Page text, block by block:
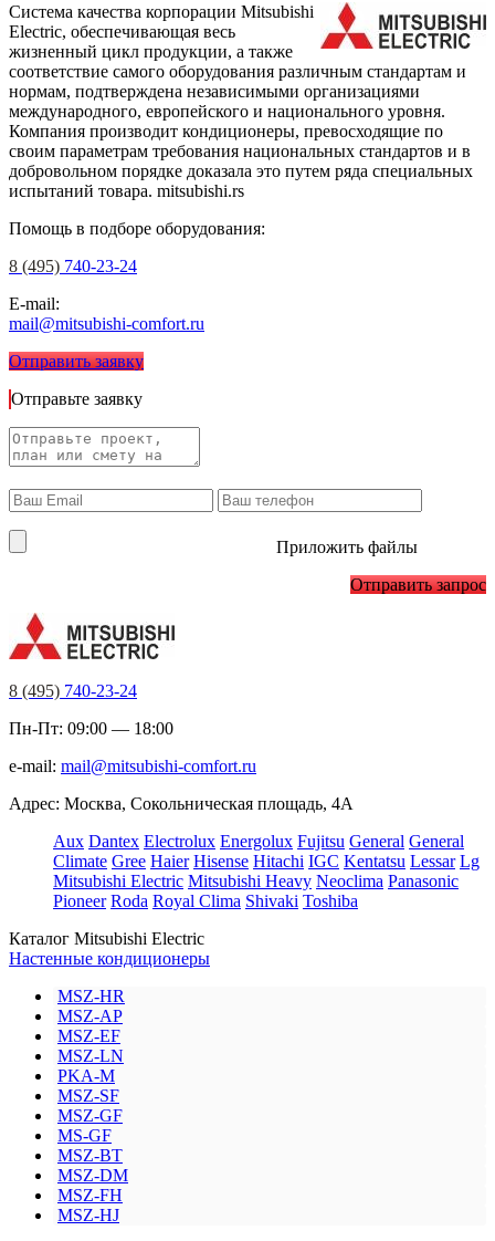
Cистема качества корпорации Mitsubishi
Electric, обеспечивающая весь
жизненный цикл продукции, а также
соответствие самого оборудования различным стандартам и
нормам, подтверждена независимыми организациями
международного, европейского и национального уровня.
Компания производит кондиционеры, превосходящие по
своим параметрам требования национальных стандартов и в
добровольном порядке доказала это путем ряда специальных
испытаний товара. mitsubishi.rs
Помощь в подборе оборудования:
8 (495) 740-23-24
E-mail:
mail@mitsubishi-comfort.ru
Отправить заявку
Отправьте заявку
Приложить файлы
Отправить запрос
8 (495) 740-23-24
Пн-Пт: 09:00 — 18:00
e-mail: mail@mitsubishi-comfort.ru
Адрес: Москва, Сокольническая площадь, 4А
Aux Dantex Electrolux Energolux Fujitsu General General
Climate Gree Haier Hisense Hitachi IGC Kentatsu Lessar Lg
Mitsubishi Electric Mitsubishi Heavy Neoclima Panasonic
Pioneer Roda Royal Clima Shivaki Toshiba
Каталог Mitsubishi Electric
Настенные кондиционеры
MSZ-HR
MSZ-AP
MSZ-EF
MSZ-LN
PKA-M
MSZ-SF
MSZ-GF
MS-GF
MSZ-BT
MSZ-DM
MSZ-FH
MSZ-HJ